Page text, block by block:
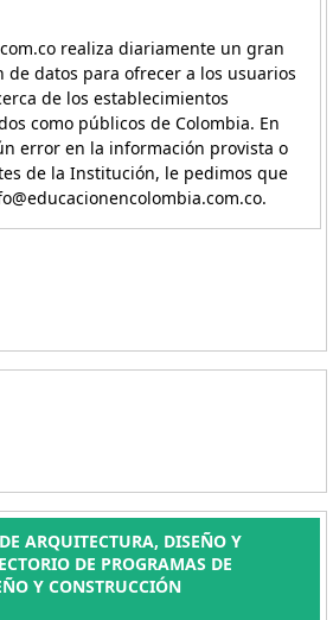
realiza diariamente un gran
datos para ofrecer a los usuarios
de los establecimientos
como públicos de Colombia. En
error en la información provista o
de la Institución, le pedimos que
ARQUITECTURA, DISEÑO Y
DE PROGRAMAS DE
Y CONSTRUCCIÓN